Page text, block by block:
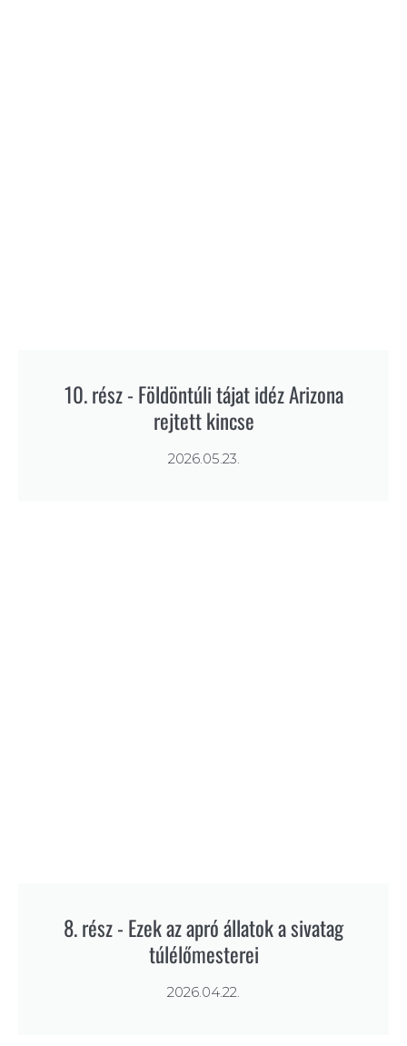
10. rész - Földöntúli tájat idéz Arizona
rejtett kincse
2026.05.23.
8. rész - Ezek az apró állatok a sivatag
túlélőmesterei
2026.04.22.